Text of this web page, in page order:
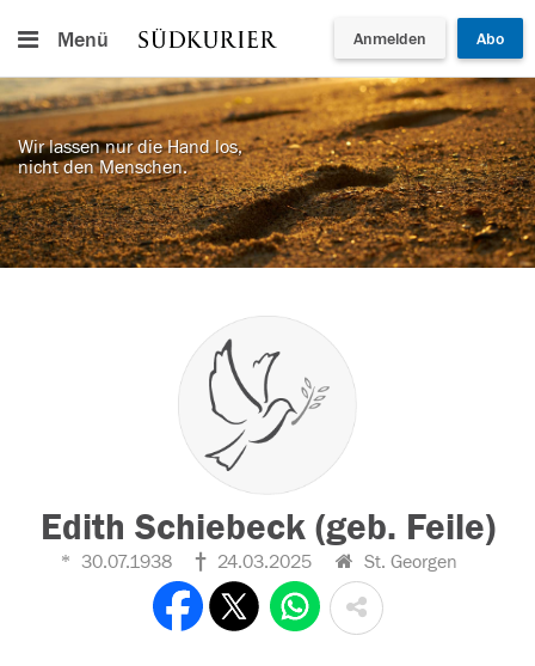
Menü Anmelden Abo
Wir lassen nur die Hand los,
nicht den Menschen.
Edith Schiebeck (geb. Feile)
30.07.1938 24.03.2025 St. Georgen